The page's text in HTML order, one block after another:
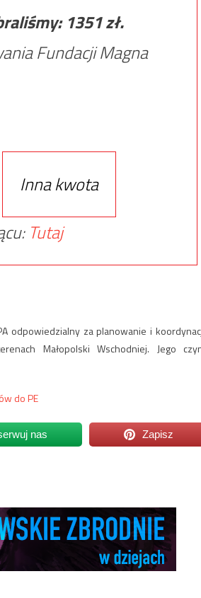
1351zł.
Fundacji Magna
Inna kwota
Tutaj
odpowiedzialny za planowanie i
Małopolski Wschodniej. Jego
do PE
nas Zapisz